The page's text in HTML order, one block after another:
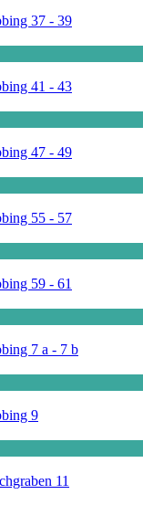
37 - 39
41 - 43
47 - 49
55 - 57
59 - 61
7 a - 7 b
9
11